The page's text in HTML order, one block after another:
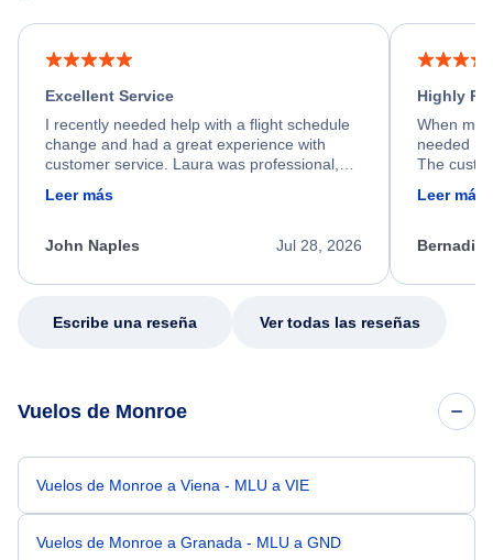
Excellent Service
I recently needed help with a flight schedule
change and had a great experience with
customer service. Laura was professional,
friendly, and very helpful throughout the
process. She quickly found a solution and
appreciate her excellent service.
Leer más
Jul 28, 2026
John Naples
Highly
When my
needed
The
calm,
my issue.
Leer más
Escribe una reseña Ver todas las reseñas
Vuelos de Monroe
Vuelos de Monroe a Viena - MLU a VIE
Vuelos de Monroe a Granada - MLU a GND